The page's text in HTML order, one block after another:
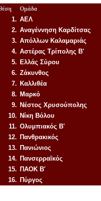
Ομάδα
1. ΑΕΛ
2. Αναγέννηση Καρδίτσας
3. Απόλλων Καλαμαριάς
4. Αστέρας Τρίπολης Β'
5. Ελλάς Σύρου
6. Ζάκυνθος
7. Καλλιθέα
8. Μαρκό
9. Νέστος Χρυσούπολης
10. Νίκη Βόλου
11. Ολυμπιακός Β'
12. Πανθρακικός
13. Πανιώνιος
14. Πανσερραϊκός
15. ΠΑΟΚ Β'
16. Πύργος